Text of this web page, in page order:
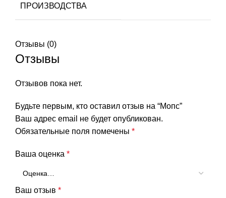
ПРОИЗВОДСТВА
Отзывы (0)
Отзывы
Отзывов пока нет.
Будьте первым, кто оставил отзыв на “Мопс”
Ваш адрес email не будет опубликован.
Обязательные поля помечены *
Ваша оценка *
Ваш отзыв *